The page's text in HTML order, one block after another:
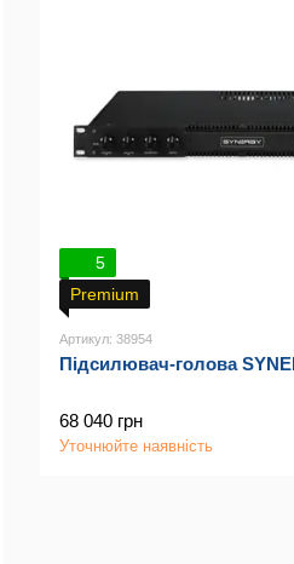
5
Premium
Артикул: 38954
Підсилювач-голова
68 040 грн
Уточнюйте наявність